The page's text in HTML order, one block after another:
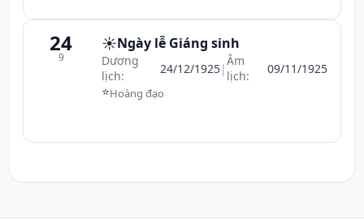
24
9
☀️Ngày lễ Giáng sinh
Dương
lịch:
24/12/1925|Âm
lịch:
09/11/1925
⭐Hoàng đạo